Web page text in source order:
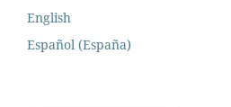
English
Español (España)